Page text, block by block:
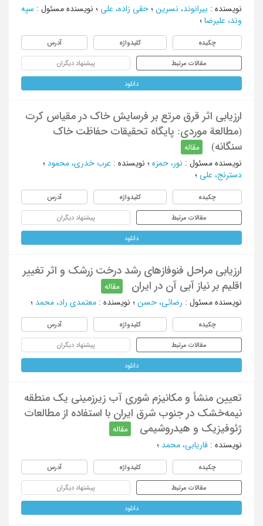
نویسنده : بیرانوند، نسرین ؛ حقی زاده، علی ؛ نویسنده مسئول : سپه
وند، علیرضا ؛
چکیده کلیدواژه آدرس
مقالات مرتبط پیشنهاد دیگران
دانلود
ارزیابی اثر قرق مرتع بر فرسایش خاک در مقیاس کرت
(مطالعة موردی: پایگاه تحقیقات حفاظت خاک
سنگانه)
مقاله
نویسنده مسئول : نور، حمزه ؛ نویسنده : عرب خدری، محمود ؛
دسترنج، علی ؛
چکیده کلیدواژه آدرس
مقالات مرتبط پیشنهاد دیگران
دانلود
ارزیابی مراحل فنوفازهای رشد درخت زرشک و اثر تغییر
اقلیم بر نیاز آبی آن در ایران
مقاله
نویسنده مسئول : رضائی، حسن ؛ نویسنده : معتمدی راد، محمد ؛
چکیده کلیدواژه آدرس
مقالات مرتبط پیشنهاد دیگران
دانلود
تعیین منشأ و مکانیزم شوری آب زیرزمینی یک منطقه
نیمه‌خشک در جنوب شرق ایران با استفاده از مطالعات
ژئوفیزیک و هیدروشیمی
مقاله
نویسنده : فاریابی، محمد ؛
چکیده کلیدواژه آدرس
مقالات مرتبط پیشنهاد دیگران
دانلود